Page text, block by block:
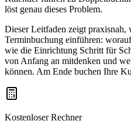
löst genau dieses Problem.
Dieser Leitfaden zeigt praxisnah,
Terminbuchung einführen:
wie die Einrichtung Schritt für
von Anfang an mitdenken und
können. Am Ende buchen Ihre
Kostenloser Rechner